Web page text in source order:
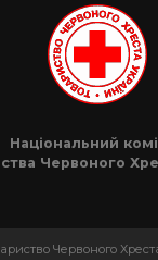
Національний
Червоного
Червоного